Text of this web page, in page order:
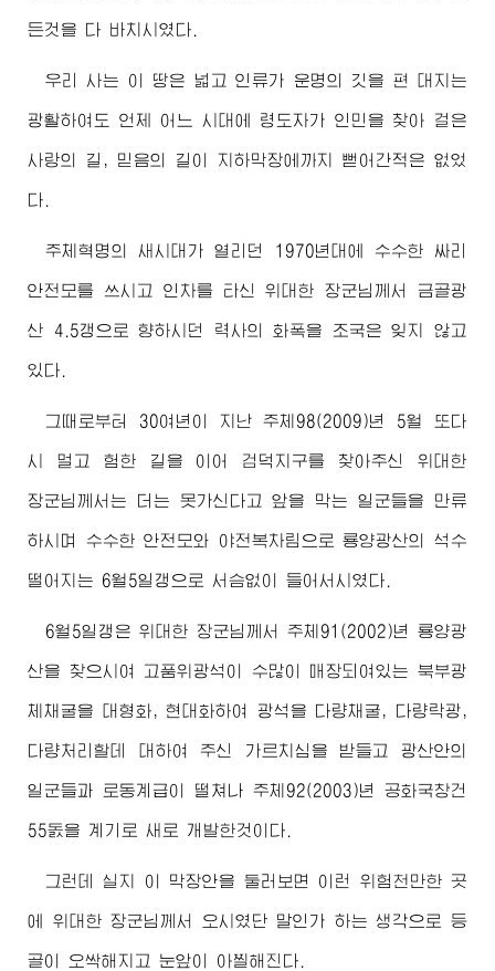
든것을 다 바치시였다.
우리 사는 이 땅은 넓고 인류가 운명의 깃을 편 대지는
광활하여도 언제 어느 시대에 령도자가 인민을 찾아 걸은
사랑의 길, 믿음의 길이 지하막장에까지 뻗어간적은 없었
다.
주체혁명의 새시대가 열리던 1970년대에 수수한 싸리
안전모를 쓰시고 인차를 타신위대한 장군님께서 금골광
산 4.5갱으로 향하시던 력사의 화폭을 조국은 잊지 않고
있다.
그때로부터 30여년이 지난 주체98(2009)년 5월 또다
시 멀고 험한 길을 이어 검덕지구를 찾아주신 위대한
장군님께서 는 더는 못가신다고 앞을 막는 일군들을 만류
하시며 수수한 안전모와 야전복차림으로 룡양광산의 석수
떨어지는 6월5일갱으로 서슴없이 들어서시였다.
6월5일갱은 위대한 장군님께서 주체91(2002)년 룡양광
산을 찾으시여 고품위광석이 수많이 매장되여있는 북부광
체채굴을 대형화, 현대화하여 광석을 다량채굴, 다량락광,
다량처리할데 대하여 주신 가르치심을 받들고 광산안의
일군들과 로동계급이 떨쳐나 주체92(2003)년 공화국창건
55돐을 계기로 새로 개발한것이다.
그런데 실지 이 막장안을 둘러보면 이런 위험천만한 곳
에 위대한 장군님께서 오시였단 말인가 하는 생각으로 등
골이 오싹해지고 눈앞이 아찔해진다.